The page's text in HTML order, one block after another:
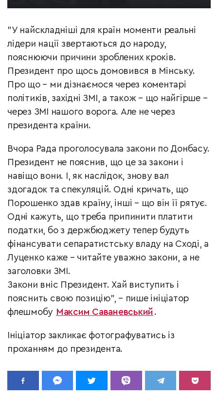
"У найскладніші для країн моменти реальні
лідери нації звертаються до народу,
пояснюючи причини зроблених кроків.
Президент про щось домовився в Мінську.
Про що – ми дізнаємося через коментарі
політиків, західні ЗМІ, а також – що найгірше –
через ЗМІ нашого ворога. Але не через
президента країни.
Вчора Рада проголосувала закони по Донбасу.
Президент не пояснив, що це за закони і
навіщо вони. І, як наслідок, знову вал
здогадок та спекуляцій. Одні кричать, що
Порошенко здав країну, інші – що він її рятує.
Одні кажуть, що треба припинити платити
податки, бо з держбюджету тепер будуть
фінансувати сепаратистську владу на Сході, а
Луценко каже – читайте уважно закони, а не
заголовки ЗМІ.
Закони вніс Президент. Хай виступить і
пояснить свою позицію", – пише ініціатор
флешмобу Максим Саваневський .
Ініціатор закликає фотографуватись із
проханням до президента.